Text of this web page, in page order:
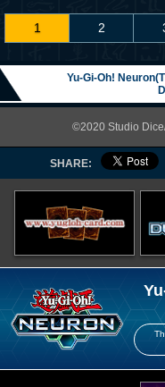
1 2
Yu-Gi-Oh!
©2020 Studio
SHARE: